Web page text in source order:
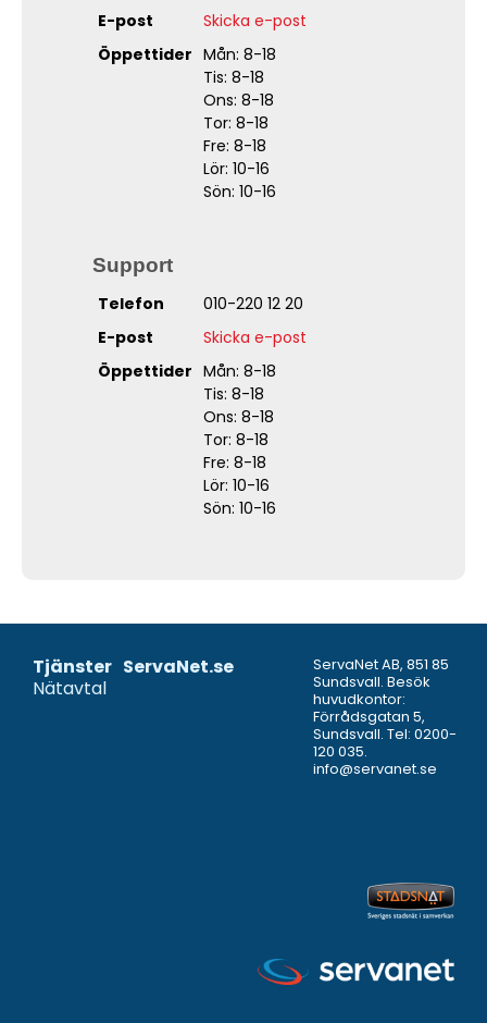
E-post
Skicka e-post
Öppettider Mån: 8-18
Tis: 8-18
Ons: 8-18
Tor: 8-18
Fre: 8-18
Lör: 10-16
Sön: 10-16
Support
Telefon
010-220 12 20
E-post
Skicka e-post
Öppettider Mån: 8-18
Tis: 8-18
Ons: 8-18
Tor: 8-18
Fre: 8-18
Lör: 10-16
Sön: 10-16
Tjänster
Nätavtal
ServaNet.se
ServaNet AB, 851 85
Sundsvall. Besök
huvudkontor:
Förrådsgatan 5,
Sundsvall. Tel: 0200-
120 035.
info@servanet.se